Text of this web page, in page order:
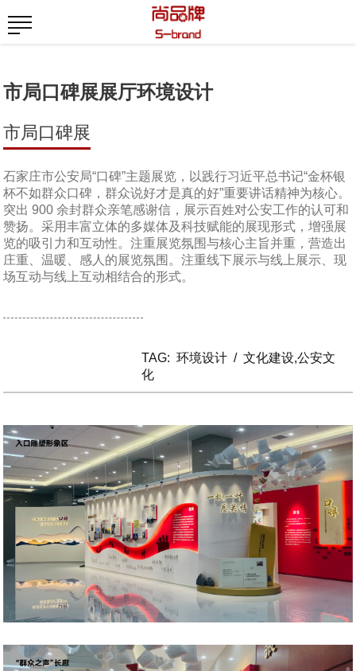
市局口碑展展厅环境设计
市局口碑展
石家庄市公安局“口碑”主题展览，以践行习近平总书记“金杯银
杯不如群众口碑，群众说好才是真的好”重要讲话精神为核心。
突出 900 余封群众亲笔感谢信，展示百姓对公安工作的认可和
赞扬。采用丰富立体的多媒体及科技赋能的展现形式，增强展
览的吸引力和互动性。注重展览氛围与核心主旨并重，营造出
庄重、温暖、感人的展览氛围。注重线下展示与线上展示、现
场互动与线上互动相结合的形式。
TAG: 环境设计 / 文化建设,公安文
化